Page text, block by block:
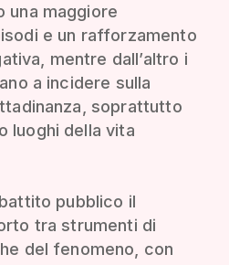
una maggiore
e un rafforzamento
mentre dall’altro i
a incidere sulla
soprattutto
luoghi della vita
pubblico il
tra strumenti di
del fenomeno, con